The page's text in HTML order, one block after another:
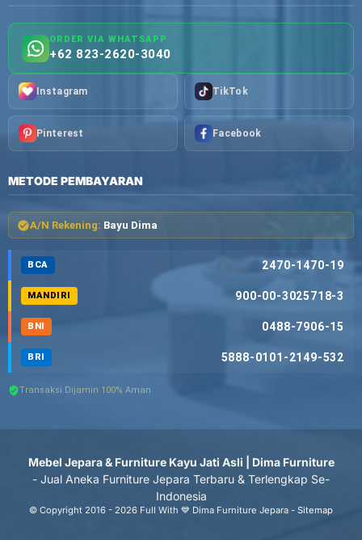
ORDER VIA WHATSAPP
+62 823-2620-3040
Instagram TikTok
Pinterest Facebook
METODE PEMBAYARAN
A/N Rekening: Bayu Dima
BCA 2470-1470-19
MANDIRI 900-00-3025718-3
BNI 0488-7906-15
BRI 5888-0101-2149-532
Transaksi Dijamin 100% Aman
Mebel Jepara & Furniture Kayu Jati Asli | Dima Furniture
- Jual Aneka Furniture Jepara Terbaru & Terlengkap Se-
Indonesia
© Copyright 2016 - 2026 Full With 💙 Dima Furniture Jepara - Sitemap